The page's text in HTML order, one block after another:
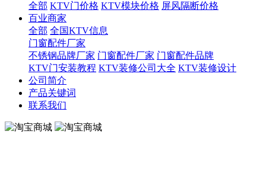
全部 KTV门价格 KTV模块价格 屏风隔断价格
百业商家
全部 全国KTV信息
门窗配件厂家
不锈钢品牌厂家 门窗配件厂家 门窗配件品牌
KTV门安装教程 KTV装修公司大全 KTV装修设计
公司简介
产品关键词
联系我们